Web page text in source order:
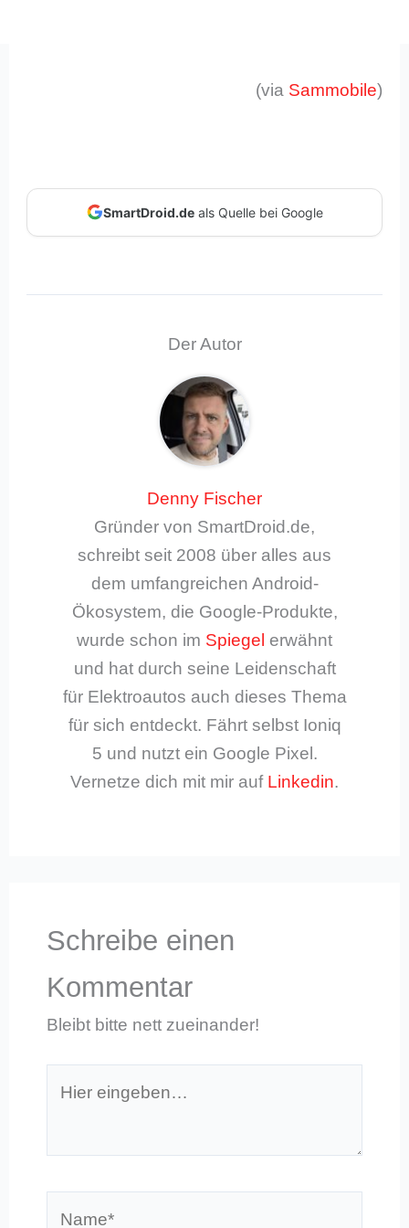
(via Sammobile)
SmartDroid.deals Quelle bei Google
Der Autor
Denny Fischer
Gründer von SmartDroid.de,
schreibt seit 2008 über alles aus
dem umfangreichen Android-
Ökosystem, die Google-Produkte,
wurde schon im Spiegel erwähnt
und hat durch seine Leidenschaft
für Elektroautos auch dieses Thema
für sich entdeckt. Fährt selbst Ioniq
5 und nutzt ein Google Pixel.
Vernetze dich mit mir auf Linkedin.
Schreibe einen
Kommentar
Bleibt bitte nett zueinander!
eingeben…